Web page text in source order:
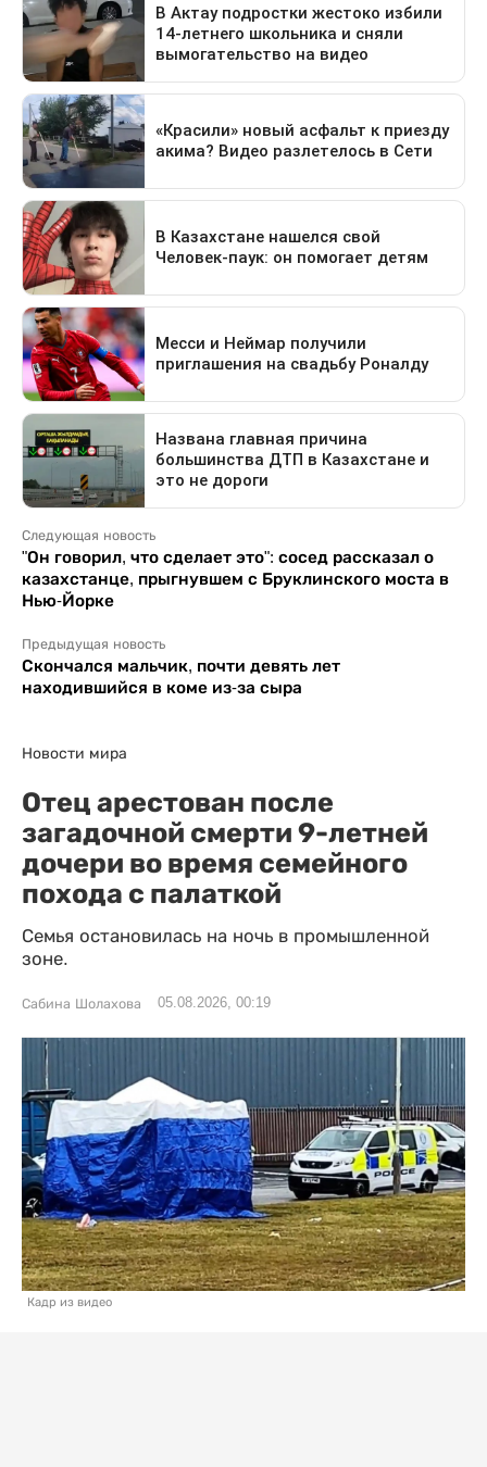
Следующая новость
"Он говорил, что сделает это": сосед рассказал о
казахстанце, прыгнувшем с Бруклинского моста в
Нью-Йорке
Предыдущая новость
Скончался мальчик, почти девять лет
находившийся в коме из-за сыра
Новости мира
Отец арестован после
загадочной смерти 9-летней
дочери во время семейного
похода с палаткой
Семья остановилась на ночь в промышленной
зоне.
Сабина Шолахова 05.08.2026, 00:19
Кадр из видео